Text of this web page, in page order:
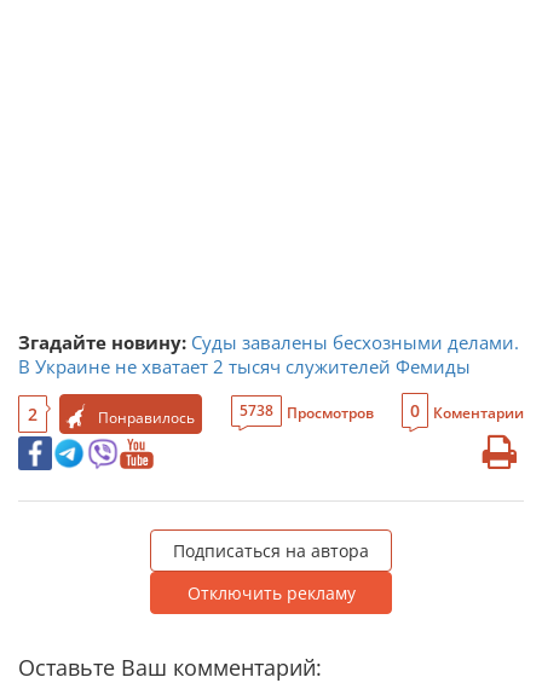
Згадайте новину: Суды завалены бесхозными делами.
В Украине не хватает 2 тысяч служителей Фемиды
2 Понравилось 5738 Просмотров 0 Коментарии
Подписаться на автора
Отключить рекламу
Оставьте Ваш комментарий: